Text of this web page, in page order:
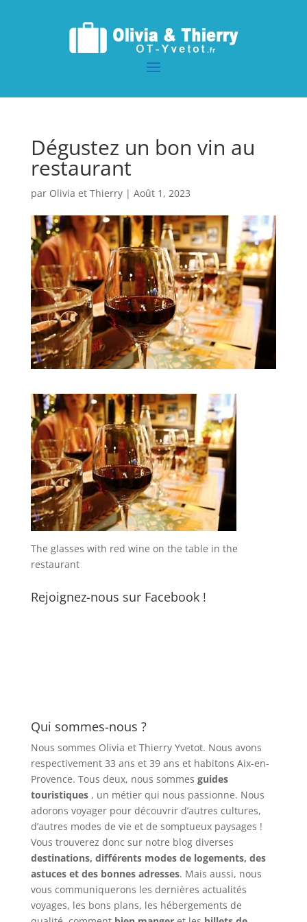
Dégustez un bon vin au
restaurant
par Olivia et Thierry| Août 1, 2023
The glasses with red wine on the table in the
restaurant
Rejoignez-nous sur Facebook !
Qui sommes-nous ?
Nous sommes Olivia et Thierry Yvetot. Nous avons
respectivement 33 ans et 39 ans et habitons Aix-en-
Provence. Tous deux, nous sommes guides
touristiques , un métier qui nous passionne. Nous
adorons voyager pour découvrir d’autres cultures,
d’autres modes de vie et de somptueux paysages !
Vous trouverez donc sur notre blog diverses
destinations, différents modes de logements, des
astuces et des bonnes adresses. Mais aussi, nous
vous communiquerons les dernières actualités
voyages, les bons plans, les hébergements de